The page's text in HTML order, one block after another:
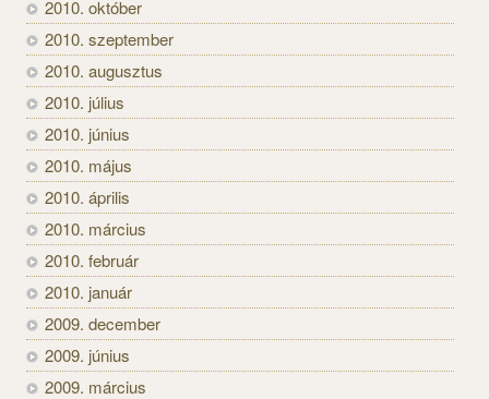
2010. október
2010. szeptember
2010. augusztus
2010. július
2010. június
2010. május
2010. április
2010. március
2010. február
2010. január
2009. december
2009. június
2009. március